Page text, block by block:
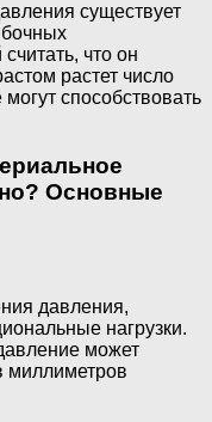
существует
что он
растет число
способствовать
Основные
давления,
нагрузки.
может
миллиметров